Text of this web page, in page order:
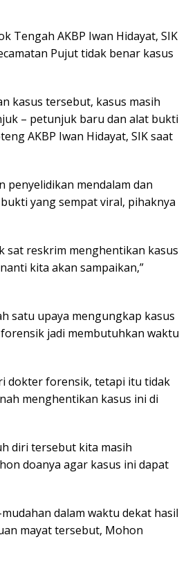
Tengah AKBP Iwan Hidayat, SIK
Pujut tidak benar kasus
kasus tersebut, kasus masih
– petunjuk baru dan alat bukti
AKBP Iwan Hidayat, SIK saat
penyelidikan mendalam dan
yang sempat viral, pihaknya
sat reskrim menghentikan kasus
kita akan sampaikan,”
satu upaya mengungkap kasus
jadi membutuhkan waktu
dokter forensik, tetapi itu tidak
menghentikan kasus ini di
diri tersebut kita masih
doanya agar kasus ini dapat
dalam waktu dekat hasil
mayat tersebut, Mohon